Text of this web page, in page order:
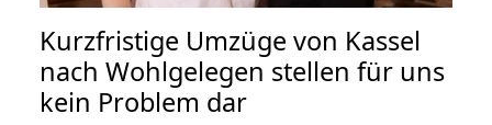
Kurzfristige Umzüge von Kassel
nach Wohlgelegen stellen für uns
kein Problem dar